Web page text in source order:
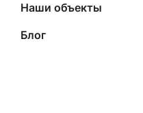
Наши объекты
Блог